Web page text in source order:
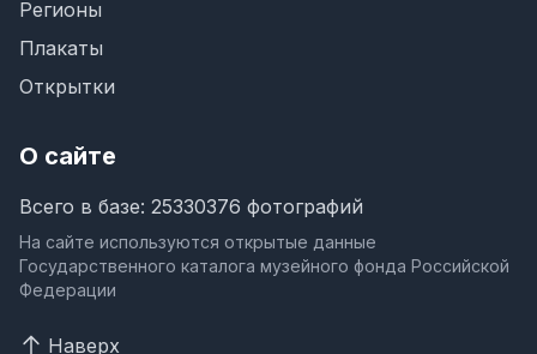
Регионы
Плакаты
Открытки
О сайте
Всего в базе: 25330376 фотографий
На сайте используются открытые данные
Государственного каталога музейного фонда Российской
Федерации
Наверх